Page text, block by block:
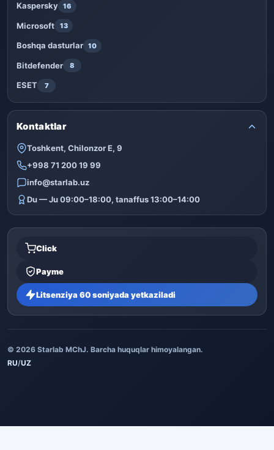
Kaspersky 16
Microsoft 13
Boshqa dasturlar 10
Bitdefender 8
ESET 7
Kontaktlar
Toshkent, Chilonzor E, 9
+998 71 200 19 99
info@starlab.uz
Du — Ju 09:00–18:00, tanaffus 13:00–14:00
Click
Payme
Litsenziya 60 soniyada yetkaziladi
© 2026 Starlab MChJ. Barcha huquqlar himoyalangan.
RU/UZ